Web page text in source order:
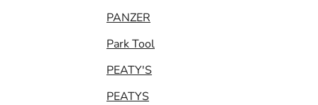
PANZER
Park Tool
PEATY'S
PEATYS